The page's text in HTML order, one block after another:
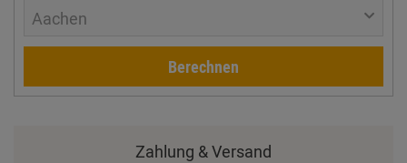
Aachen
Berechnen
Zahlung & Versand